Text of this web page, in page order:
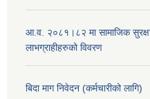
आ.व. २०८१।८२ मा सामाजिक सुरक्षा
लाभग्राहीहरुको विवरण
बिदा माग निवेदन (कर्मचारीको लागि)